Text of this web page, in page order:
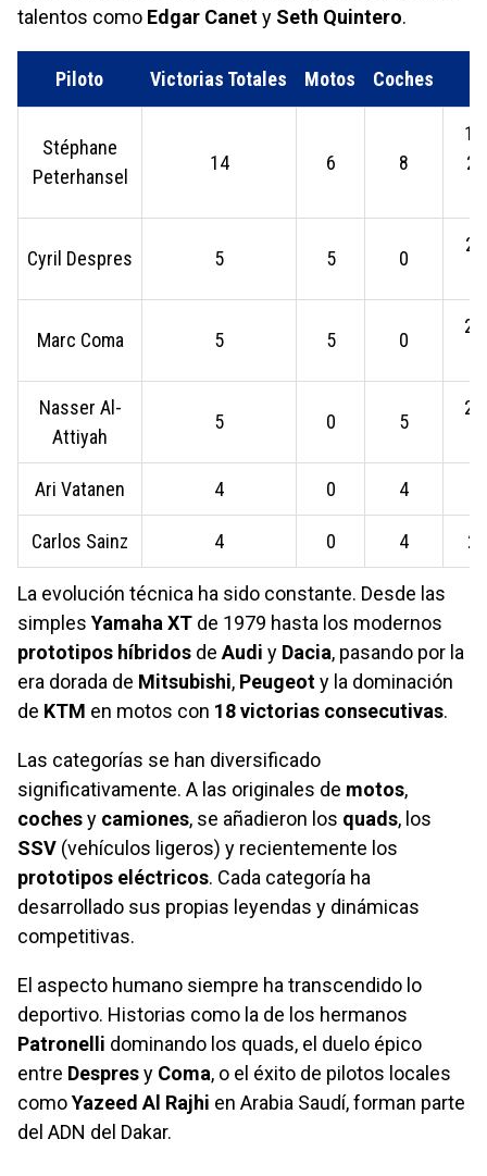
talentos como Edgar Canety Seth Quintero.
Piloto Victorias Totales Motos Coches
Stéphane
Peterhansel
14 6 8
Cyril Despres 5 5 0
Marc Coma 5 5 0
Nasser Al-
Attiyah
5 0 5
Ari Vatanen 4 0 4
Carlos Sainz 4 0 4
La evolución técnica ha sido constante. Desde las
simples Yamaha XT de 1979 hasta los modernos
prototipos híbridos de Audi y Dacia, pasando por la
era dorada de Mitsubishi, Peugeoty la dominación
de KTM en motos con 18 victorias consecutivas.
Las categorías se han diversificado
significativamente. A las originales de motos,
cochesy camiones, se añadieron los quads, los
SSV (vehículos ligeros) y recientemente los
prototipos eléctricos. Cada categoría ha
desarrollado sus propias leyendas y dinámicas
competitivas.
El aspecto humano siempre ha transcendido lo
deportivo. Historias como la de los hermanos
Patronelli dominando los quads, el duelo épico
entre Despresy Coma, o el éxito de pilotos locales
comoYazeed Al Rajhi en Arabia Saudí, forman parte
del ADN del Dakar.